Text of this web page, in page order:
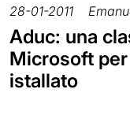
28-01-2011
Aduc: una
Microsoft
istallato